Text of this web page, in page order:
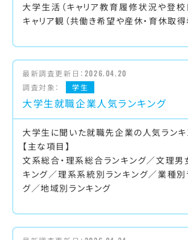
大学生活（キャリア教育履修状況や登校
キャリア観（共働き希望や産休・育休取得
最新調査更新日： 2026.04.20
調査対象：
学生
大学生就職企業人気ランキング
大学生に聞いた就職先企業の人気ランキ
【主な項目】
文系総合・理系総合ランキング／文理男
キング／理系系統別ランキング／業種別
グ／地域別ランキング